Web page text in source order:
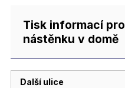
Tisk informací pro
nástěnku v domě
Další ulice